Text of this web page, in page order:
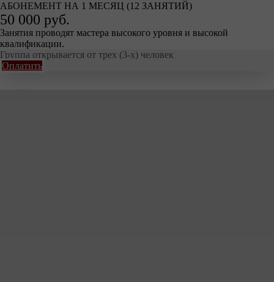
АБОНЕМЕНТ НА 1 МЕСЯЦ (12 ЗАНЯТИЙ)
50 000 руб.
Занятия проводят мастера высокого уровня и высокой
квалификации.
Группа открывается от трех (3-х) человек
Оплатить